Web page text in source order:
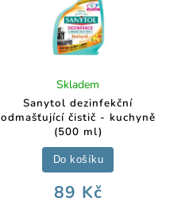
Sanytol dezinfekční
odmašťující čistič - kuchyně
(500 ml)
Skladem
89 Kč
Do košíku